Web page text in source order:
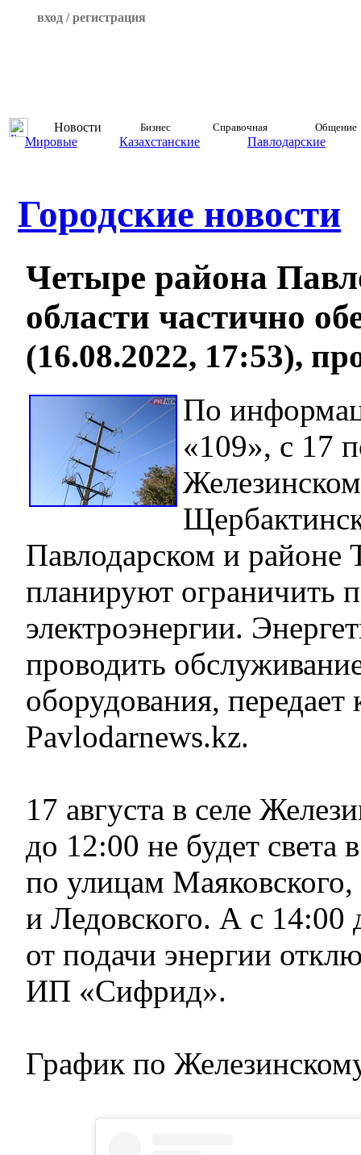
вход / регистрация
Новости Бизнес Справочная Общение
Мировые Казахстанские Павлодарские
Городские новости
Четыре района
области частично
(16.08.2022, 17:53),
По
«109», с 17
Павлодарском и районе
планируют ограничить
электроэнергии.
проводить
оборудования, передает
Pavlodarnews.kz.
17 августа в селе
до 12:00 не будет света
по улицам
и Ледовского. А с 14:00
от подачи энергии
ИП «Сифрид».
График по